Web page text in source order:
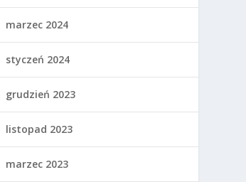
marzec 2024
styczeń 2024
grudzień 2023
listopad 2023
marzec 2023